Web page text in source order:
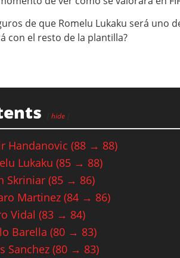
de que Romelu Lukaku será uno
con el resto de la plantilla?
hide
Handanovic (88 → 88)
Lukaku (85 → 88)
Skriniar (85 → 86)
Martinez (84 → 86)
Vidal (83 → 84)
Barella (80 → 83)
Sanchez (80 → 83)